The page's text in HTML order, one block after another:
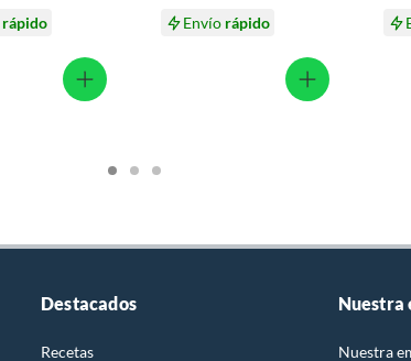
rápido Envío rápido
Destacados
Recetas
Nuestra
Nuestra